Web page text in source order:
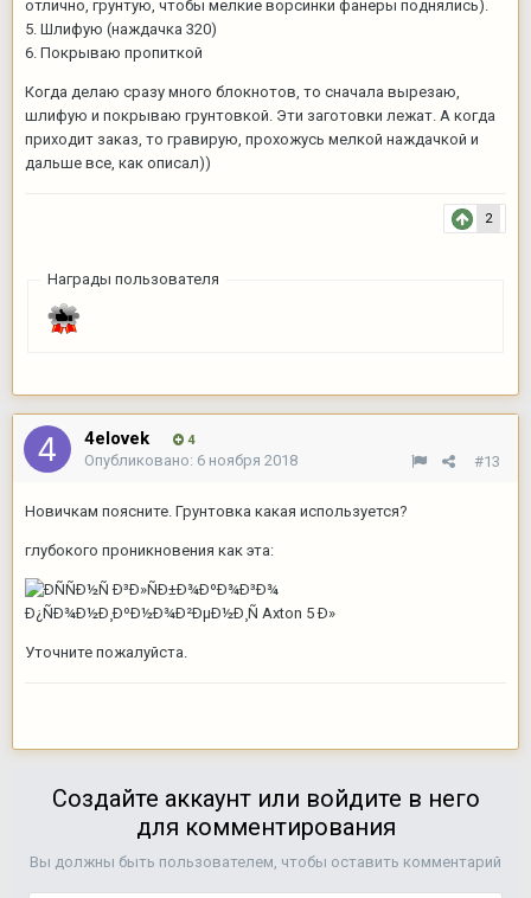
отлично, грунтую, чтобы мелкие ворсинки фанеры поднялись).
5. Шлифую (наждачка 320)
6. Покрываю пропиткой
Когда делаю сразу много блокнотов, то сначала вырезаю,
шлифую и покрываю грунтовкой. Эти заготовки лежат. А когда
приходит заказ, то гравирую, прохожусь мелкой наждачкой и
дальше все, как описал))
2
Награды пользователя
4elovek 4
#13
Опубликовано: 6 ноября 2018
Новичкам поясните. Грунтовка какая используется?
глубокого проникновения как эта:
Уточните пожалуйста.
Создайте аккаунт или войдите в него
для комментирования
Вы должны быть пользователем, чтобы оставить комментарий